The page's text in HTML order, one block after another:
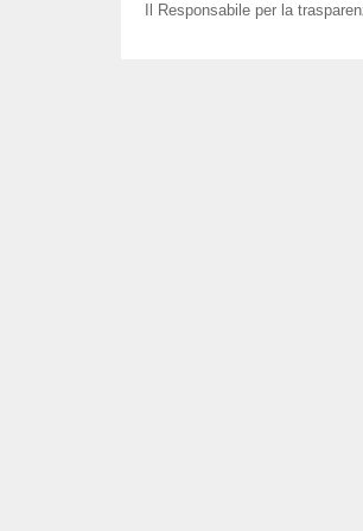
Il Responsabile per la